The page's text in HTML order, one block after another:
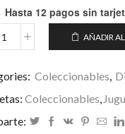
Hasta 12 pagos sin
Select
Hearts
&
cantidad
AÑADIR
Coleccionables,
Coleccionables,